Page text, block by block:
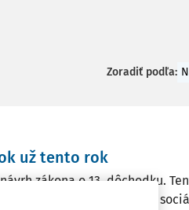
Zoradiť podľa:
už tento rok
zákona o 13. dôchodku.
eur. Ministerstvo práce,